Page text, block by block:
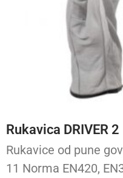
Rukavica DRIVER 2
Rukavice od pune
11 Norma EN420,